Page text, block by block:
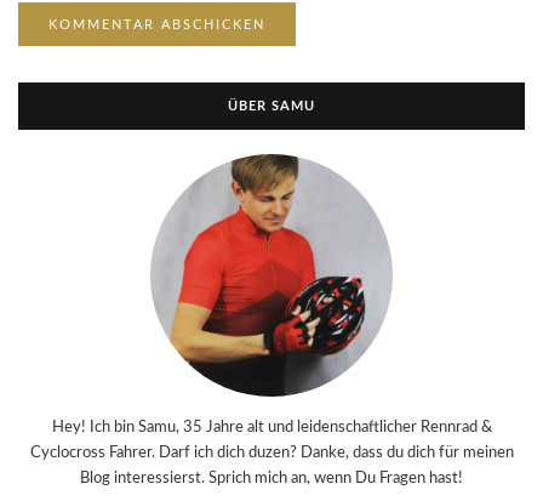
ÜBER SAMU
Hey! Ich bin Samu, 35 Jahre alt und leidenschaftlicher Rennrad &
Cyclocross Fahrer. Darf ich dich duzen? Danke, dass du dich für meinen
Blog interessierst. Sprich mich an, wenn Du Fragen hast!